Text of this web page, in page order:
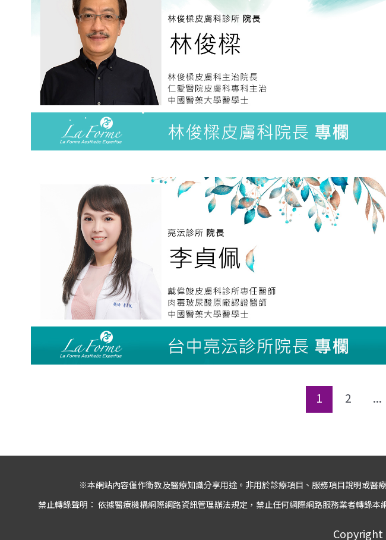
1 2 ...
※本網站內容僅作衛教及醫療知識分享用途。非用於診療項目、服務項目說明或
禁止轉錄聲明： 依據醫療機構網際網路資訊管理辦法規定，禁止任何網際網路服務業者轉錄
Copyright